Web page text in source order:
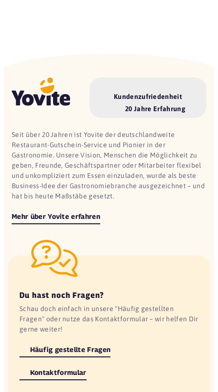
Kundenzufriedenheit
20 Jahre Erfahrung
Seit über 20 Jahren ist Yovite der deutschlandweite
Restaurant-Gutschein-Service und Pionier in der
Gastronomie. Unsere Vision, Menschen die Möglichkeit zu
geben, Freunde, Geschäftspartner oder Mitarbeiter flexibel
und unkompliziert zum Essen einzuladen, wurde als beste
Business-Idee der Gastronomiebranche ausgezeichnet – und
hat bis heute Maßstäbe gesetzt.
Mehr über Yovite erfahren
Du hast noch Fragen?
Schau doch einfach in unsere "Häufig gestellten
Fragen" oder nutze das Kontaktformular – wir helfen Dir
gerne weiter!
Häufig gestellte Fragen
Kontaktformular